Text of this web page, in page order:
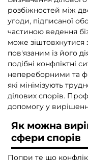
розбіжностей між
угоди, підписаної
частиною ведення
може зіштовхнутися
пов'язаним із його
подібні конфліктні
непереборними та
які мінімізують
ділових спорів.
допомогу у
Як можна
сфери спорів
Попри те що